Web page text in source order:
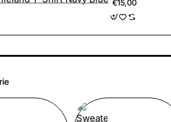
Navy
Blue
€15,00